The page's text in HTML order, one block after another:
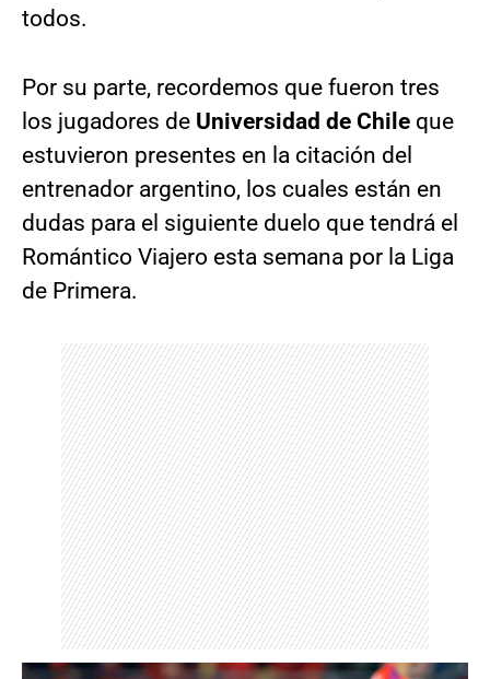
todos.
Por su parte, recordemos que fueron tres
los jugadores de Universidad de Chile que
estuvieron presentes en la citación del
entrenador argentino, los cuales están en
dudas para el siguiente duelo que tendrá el
Romántico Viajero esta semana por la Liga
de Primera.